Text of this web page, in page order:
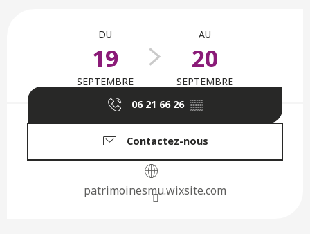
DU
19
SEPTEMBRE
AU
20
SEPTEMBRE
06 21 66 26 ▒▒
Contactez-nous
patrimoinesmu.wixsite.com